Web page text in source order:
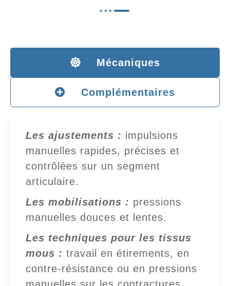
Mécaniques
Complémentaires
Les ajustements : impulsions
manuelles rapides, précises et
contrôlées sur un segment
articulaire.
Les mobilisations : pressions
manuelles douces et lentes.
Les techniques pour les tissus
mous : travail en étirements, en
contre-résistance ou en pressions